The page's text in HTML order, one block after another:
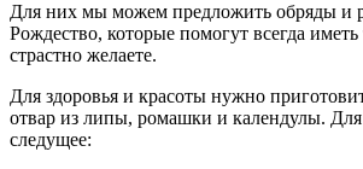
Для них мы можем предложить обряды и
Рождество, которые помогут всегда иметь
страстно желаете.
Для здоровья и красоты нужно
отвар из липы, ромашки и календулы. Для
следущее: